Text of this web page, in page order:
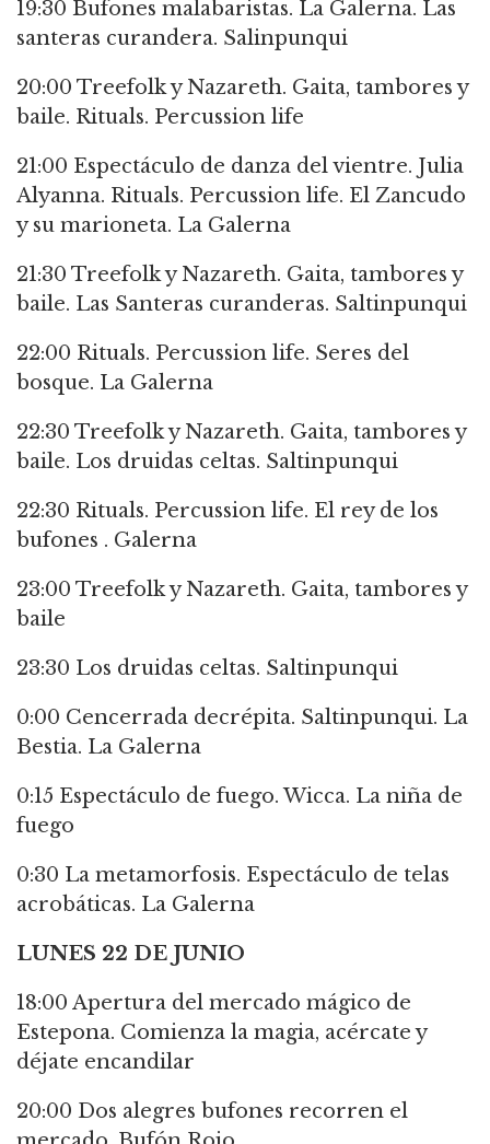
19:30 Bufones malabaristas. La Galerna. Las
santeras curandera. Salinpunqui
20:00 Treefolk y Nazareth. Gaita, tambores y
baile. Rituals. Percussion life
21:00 Espectáculo de danza del vientre. Julia
Alyanna. Rituals. Percussion life. El Zancudo
y su marioneta. La Galerna
21:30 Treefolk y Nazareth. Gaita, tambores y
baile. Las Santeras curanderas. Saltinpunqui
22:00 Rituals. Percussion life. Seres del
bosque. La Galerna
22:30 Treefolk y Nazareth. Gaita, tambores y
baile. Los druidas celtas. Saltinpunqui
22:30 Rituals. Percussion life. El rey de los
bufones . Galerna
23:00 Treefolk y Nazareth. Gaita, tambores y
baile
23:30 Los druidas celtas. Saltinpunqui
0:00 Cencerrada decrépita. Saltinpunqui. La
Bestia. La Galerna
0:15 Espectáculo de fuego. Wicca. La niña de
fuego
0:30 La metamorfosis. Espectáculo de telas
acrobáticas. La Galerna
LUNES 22 DE JUNIO
18:00 Apertura del mercado mágico de
Estepona. Comienza la magia, acércate y
déjate encandilar
20:00 Dos alegres bufones recorren el